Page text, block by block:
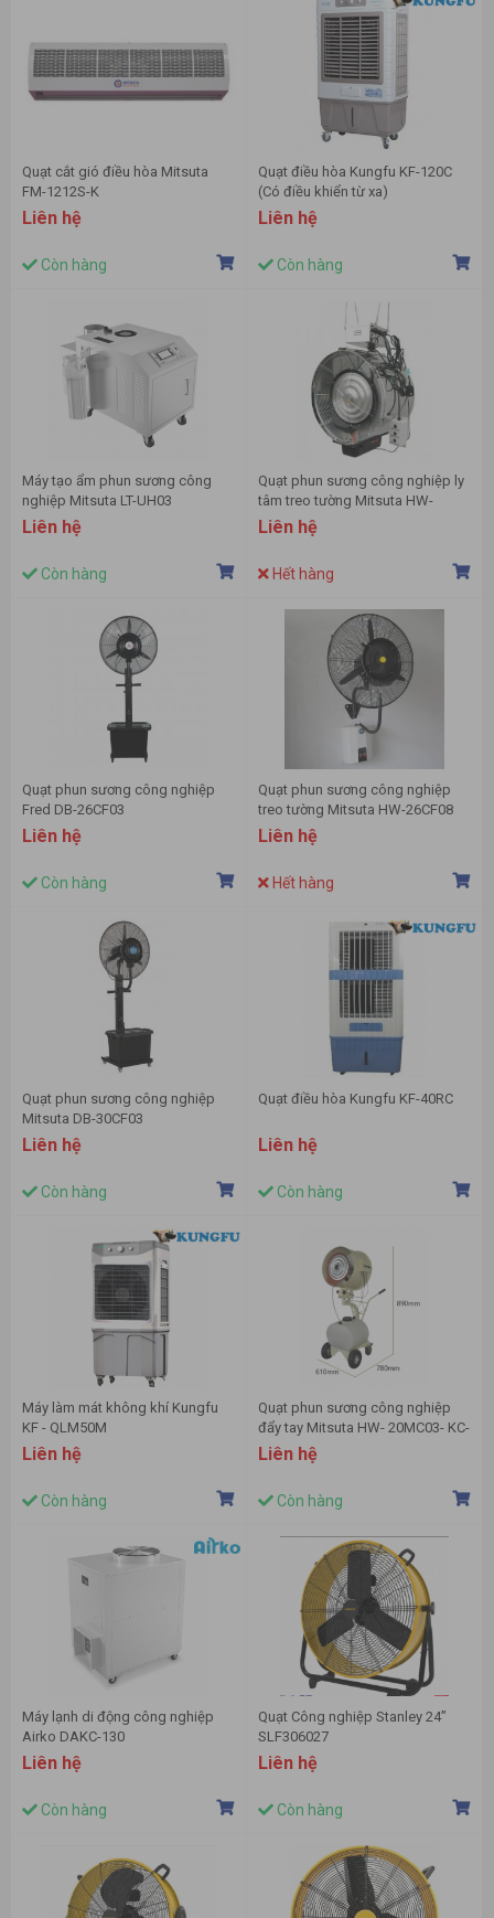
Quạt cắt gió điều hòa Mitsuta
FM-1212S-K
Liên hệ
Còn hàng
Quạt điều hòa Kungfu KF-120C
(Có điều khiển từ xa)
Liên hệ
Còn hàng
Máy tạo ẩm phun sương công
nghiệp Mitsuta LT-UH03
Liên hệ
Còn hàng
Quạt phun sương công nghiệp ly
tâm treo tường Mitsuta HW-
26MC08
Liên hệ
Hết hàng
Quạt phun sương công nghiệp
Fred DB-26CF03
Liên hệ
Còn hàng
Quạt phun sương công nghiệp
treo tường Mitsuta HW-26CF08
Liên hệ
Hết hàng
Quạt phun sương công nghiệp
Mitsuta DB-30CF03
Liên hệ
Còn hàng
Quạt điều hòa Kungfu KF-40RC
Liên hệ
Còn hàng
Máy làm mát không khí Kungfu
KF - QLM50M
Liên hệ
Còn hàng
Quạt phun sương công nghiệp
đẩy tay Mitsuta HW- 20MC03- KC-
1007-3
Liên hệ
Còn hàng
Máy lạnh di động công nghiệp
Airko DAKC-130
Liên hệ
Còn hàng
Quạt Công nghiệp Stanley 24”
SLF306027
Liên hệ
Còn hàng